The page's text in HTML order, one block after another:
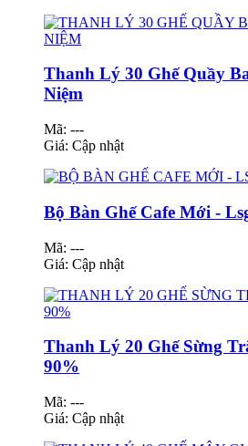
Thanh Lý 30 Ghế Quầy
Niệm
Mã: ---
Giá: Cập nhật
Bộ Bàn Ghế Cafe Mới -
Mã: ---
Giá: Cập nhật
Thanh Lý 20 Ghế Sừng
90%
Mã: ---
Giá: Cập nhật